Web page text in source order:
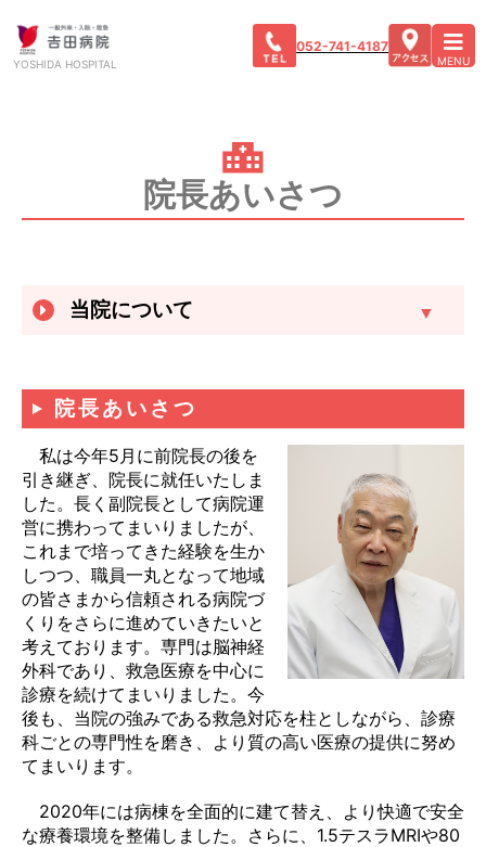
YOSHIDA HOSPITAL
052-741-4187
MENU
院長あいさつ
当院について
院長あいさつ
私は今年5月に前院長の後を
引き継ぎ、院長に就任いたしま
した。長く副院長として病院運
営に携わってまいりましたが、
これまで培ってきた経験を生か
しつつ、職員一丸となって地域
の皆さまから信頼される病院づ
くりをさらに進めていきたいと
考えております。専門は脳神経
外科であり、救急医療を中心に
診療を続けてまいりました。今
後も、当院の強みである救急対応を柱としながら、診療
科ごとの専門性を磨き、より質の高い医療の提供に努め
てまいります。
2020年には病棟を全面的に建て替え、より快適で安全
な療養環境を整備しました。さらに、1.5テスラMRIや80